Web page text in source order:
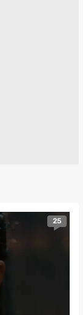
25